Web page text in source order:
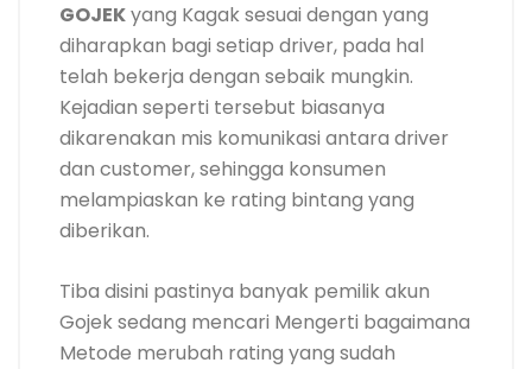
GOJEKyang Kagak sesuai dengan yang
diharapkan bagi setiap driver, pada hal
telah bekerja dengan sebaik mungkin.
Kejadian seperti tersebut biasanya
dikarenakan mis komunikasi antara driver
dan customer, sehingga konsumen
melampiaskan ke rating bintang yang
diberikan.
Tiba disini pastinya banyak pemilik akun
Gojek sedang mencari Mengerti bagaimana
Metode merubah rating yang sudah